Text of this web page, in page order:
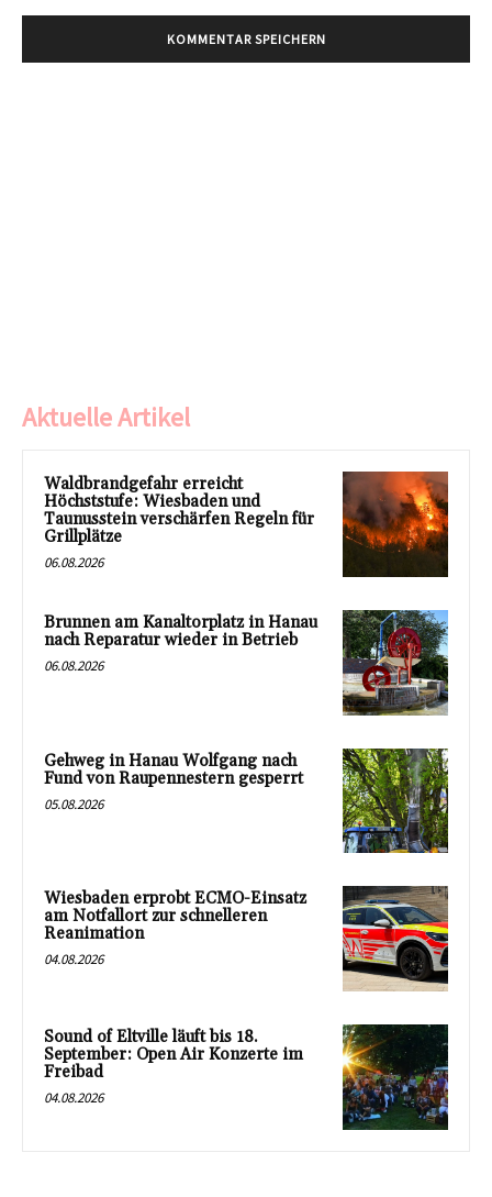
Aktuelle Artikel
Waldbrandgefahr erreicht
Höchststufe: Wiesbaden und
Taunusstein verschärfen Regeln für
Grillplätze
06.08.2026
Brunnen am Kanaltorplatz in Hanau
nach Reparatur wieder in Betrieb
06.08.2026
Gehweg in Hanau Wolfgang nach
Fund von Raupennestern gesperrt
05.08.2026
Wiesbaden erprobt ECMO-Einsatz
am Notfallort zur schnelleren
Reanimation
04.08.2026
Sound of Eltville läuft bis 18.
September: Open Air Konzerte im
Freibad
04.08.2026